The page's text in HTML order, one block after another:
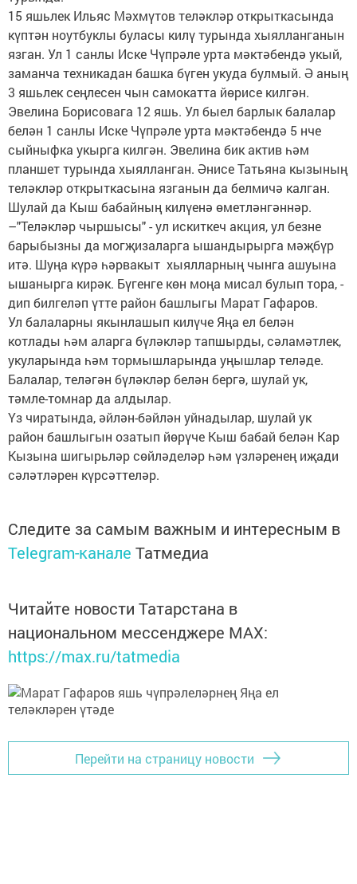
15 яшьлек Ильяс Мәхмүтов теләкләр открыткасында
күптән ноутбуклы буласы килү турында хыялланганын
язган. Ул 1 санлы Иске Чүпрәле урта мәктәбендә укый,
заманча техникадан башка бүген укуда булмый. Ә аның
3 яшьлек сеңлесен чын самокатта йөрисе килгән.
Эвелина Борисовага 12 яшь. Ул быел барлык балалар
белән 1 санлы Иске Чүпрәле урта мәктәбендә 5 нче
сыйныфка укырга килгән. Эвелина бик актив һәм
планшет турында хыялланган. Әнисе Татьяна кызының
теләкләр открыткасына язганын да белмичә калган.
Шулай да Кыш бабайның килүенә өметләнгәннәр.
–"Теләкләр чыршысы" - ул искиткеч акция, ул безне
барыбызны да могҗизаларга ышандырырга мәҗбүр
итә. Шуңа күрә һәрвакыт хыялларның чынга ашуына
ышанырга кирәк. Бүгенге көн моңа мисал булып тора, -
дип билгеләп үтте район башлыгы Марат Гафаров.
Ул балаларны якынлашып килүче Яңа ел белән
котлады һәм аларга бүләкләр тапшырды, сәламәтлек,
укуларында һәм тормышларында уңышлар теләде.
Балалар, теләгән бүләкләр белән бергә, шулай ук,
тәмле-томнар да алдылар.
Үз чиратында, әйлән-бәйлән уйнадылар, шулай ук
район башлыгын озатып йөрүче Кыш бабай белән Кар
Кызына шигырьләр сөйләделәр һәм үзләренең иҗади
сәләтләрен күрсәттеләр.
Следите за самым важным и интересным в
Telegram-канале Татмедиа
Читайте новости Татарстана в
национальном мессенджере MАХ:
https://max.ru/tatmedia
Перейти на страницу новости